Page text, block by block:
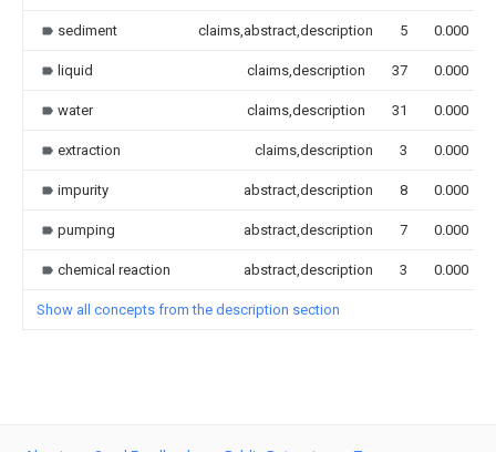
sediment claims,abstract,description 5 0.000
liquid claims,description 37 0.000
water claims,description 31 0.000
extraction claims,description 3 0.000
impurity abstract,description 8 0.000
pumping abstract,description 7 0.000
chemical reaction abstract,description 3 0.000
Show all concepts from the description section